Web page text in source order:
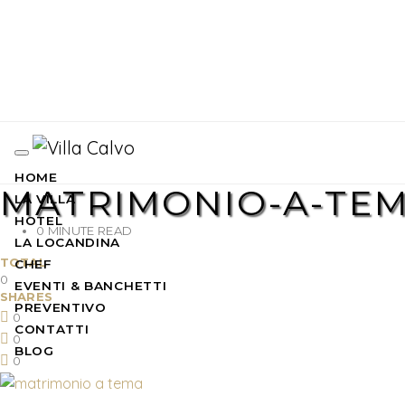
HOME
LA VILLA
HOTEL
LA LOCANDINA
CHEF
EVENTI & BANCHETTI
PREVENTIVO
CONTATTI
BLOG
MATRIMONIO-A-
0 MINUTE READ
TOTAL
0
SHARES
0
0
0